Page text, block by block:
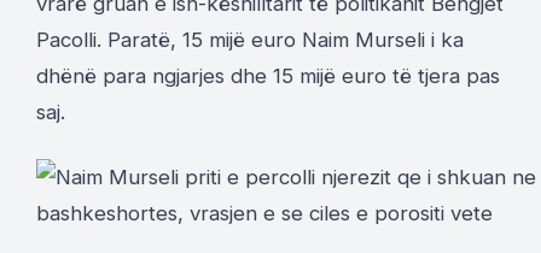
Pacolli. Paratë, 15 mijë euro Naim Murseli i ka
dhënë para ngjarjes dhe 15 mijë euro të tjera pas
saj.